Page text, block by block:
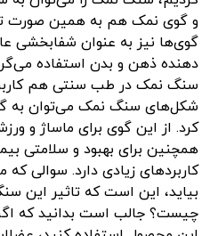
و گوی نمک هم به همین صورت
گوی‌ها نیز به عنوان شفابخشی
دهنده ذهن و بدن استفاده
سنگ نمک در طب سنتی هم
شکل‌های سنگ نمک می‌توان به
کرد. از این گوی برای ماساژ و
همچنین برای بهبود و سلامتی
کاربردهای زیادی دارد. سوالی
بیاید، این است که تاثیر این
چیست؟ جالب است بدانید که